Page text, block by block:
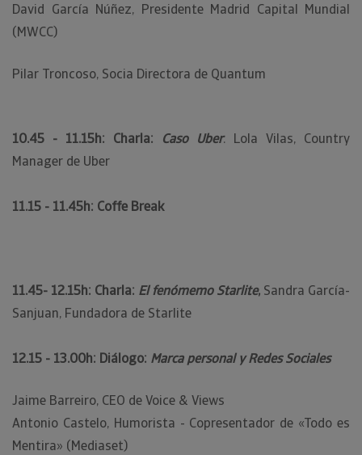
David García Núñez, Presidente Madrid Capital Mundial
(MWCC)
Pilar Troncoso, Socia Directora de Quantum
10.45 - 11.15h: Charla: Caso Uber. Lola Vilas, Country
Manager de Uber
11.15 - 11.45h: Coffe Break
11.45- 12.15h: Charla: El fenómemo Starlite, Sandra García-
Sanjuan, Fundadora de Starlite
12.15 - 13.00h: Diálogo: Marca personal y Redes Sociales
Jaime Barreiro, CEO de Voice & Views
Antonio Castelo, Humorista - Copresentador de «Todo es
Mentira» (Mediaset)